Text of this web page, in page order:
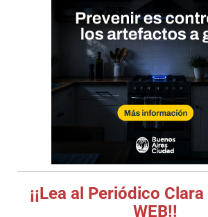
¡¡Lea al Periódico
WEB!!